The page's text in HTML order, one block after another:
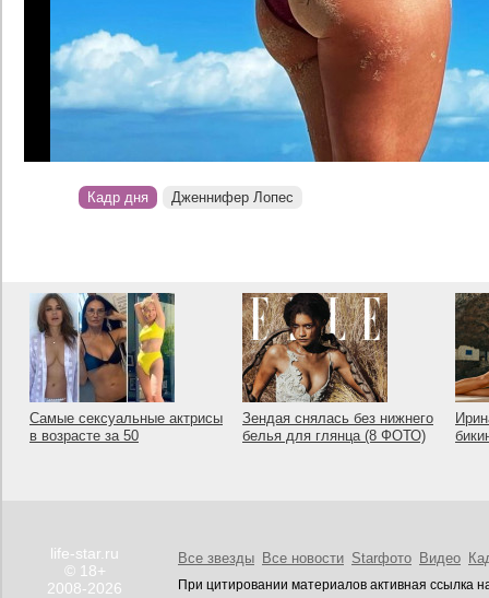
Кадр дня Дженнифер Лопес
Самые сексуальные актрисы
в возрасте за 50
Зендая снялась без нижнего
белья для глянца (8 ФОТО)
life-star.ru
© 18+
2008-2026
Все звезды Все новости Starфото Видео
При цитировании материалов активная ссылка